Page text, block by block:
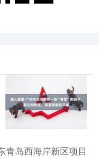
青岛西海岸新区项目